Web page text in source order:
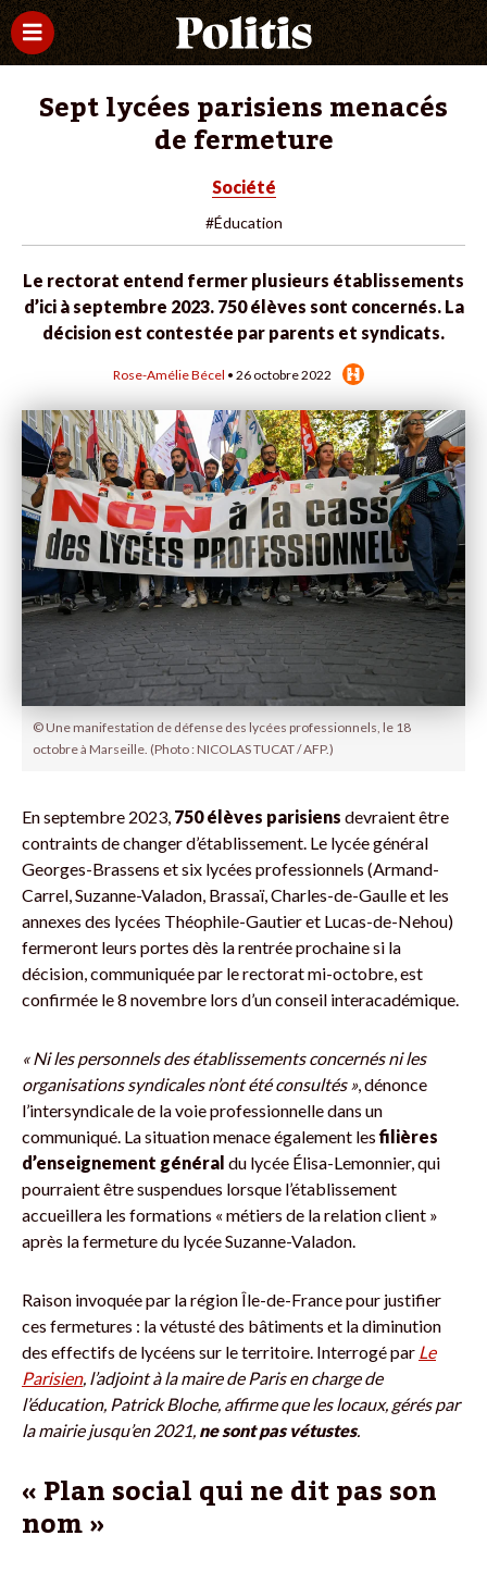
Sept lycées parisiens menacés
de fermeture
Société
#Éducation
Le rectorat entend fermer plusieurs établissements
d’ici à septembre 2023. 750 élèves sont concernés. La
décision est contestée par parents et syndicats.
Rose-Amélie Bécel • 26 octobre 2022
© Une manifestation de défense des lycées professionnels, le 18
octobre à Marseille. (Photo : NICOLAS TUCAT / AFP.)
En septembre 2023, 750 élèves parisiens devraient être
contraints de changer d’établissement. Le lycée général
Georges-Brassens et six lycées professionnels (Armand-
Carrel, Suzanne-Valadon, Brassaï, Charles-de-Gaulle et les
annexes des lycées Théophile-Gautier et Lucas-de-Nehou)
fermeront leurs portes dès la rentrée prochaine si la
décision, communiquée par le rectorat mi-octobre, est
confirmée le 8 novembre lors d’un conseil interacadémique.
« Ni les personnels des établissements concernés ni les
organisations syndicales n’ont été consultés », dénonce
l’intersyndicale de la voie professionnelle dans un
communiqué. La situation menace également lesfilières
d’enseignement général du lycée Élisa-Lemonnier, qui
pourraient être suspendues lorsque l’établissement
accueillera les formations « métiers de la relation client »
après la fermeture du lycée Suzanne-Valadon.
Raison invoquée par la région Île-de-France pour justifier
ces fermetures : la vétusté des bâtiments et la diminution
des effectifs de lycéens sur le territoire. Interrogé par Le
Parisien, l’adjoint à la maire de Paris en charge de
l’éducation, Patrick Bloche, affirme que les locaux, gérés par
la mairie jusqu’en 2021, ne sont pas vétustes.
« Plan social qui ne dit pas son
nom »